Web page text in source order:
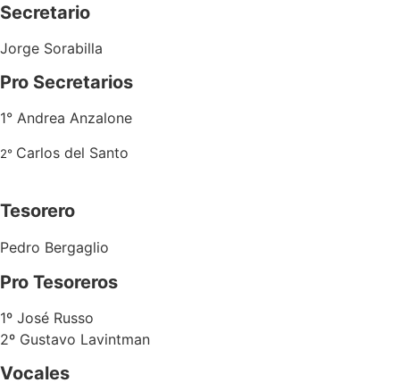
Secretario
Jorge Sorabilla
Pro Secretarios
1° Andrea Anzalone
2° Carlos del Santo
Tesorero
Pedro Bergaglio
Pro Tesoreros
1º José Russo
2º Gustavo Lavintman
Vocales